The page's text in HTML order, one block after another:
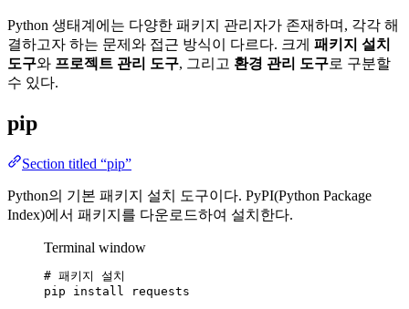
Python 생태계에는 다양한 패키지 관리자가 존재하며, 각각 해
결하고자 하는 문제와 접근 방식이 다르다. 크게 패키지 설치
도구와 프로젝트 관리 도구, 그리고 환경 관리 도구로 구분할
수 있다.
pip
Section titled “pip”
Python의 기본 패키지 설치 도구이다. PyPI(Python Package
Index)에서 패키지를 다운로드하여 설치한다.
Terminal window
# 패키지 설치
pip
install requests